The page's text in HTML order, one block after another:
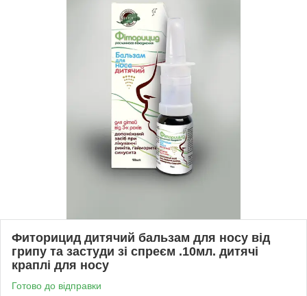
Фиторицид дитячий бальзам для носу від
грипу та застуди зі спреєм .10мл. дитячі
краплі для носу
Готово до відправки